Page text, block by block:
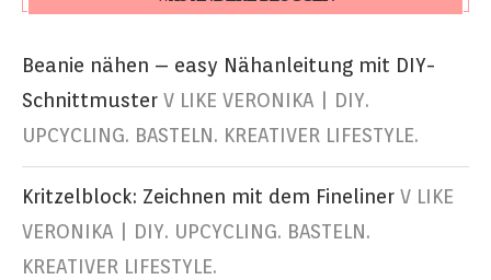
Beanie nähen – easy Nähanleitung mit DIY-
Schnittmuster V LIKE VERONIKA | DIY.
UPCYCLING. BASTELN. KREATIVER LIFESTYLE.
Kritzelblock: Zeichnen mit dem Fineliner V LIKE
VERONIKA | DIY. UPCYCLING. BASTELN.
KREATIVER LIFESTYLE.